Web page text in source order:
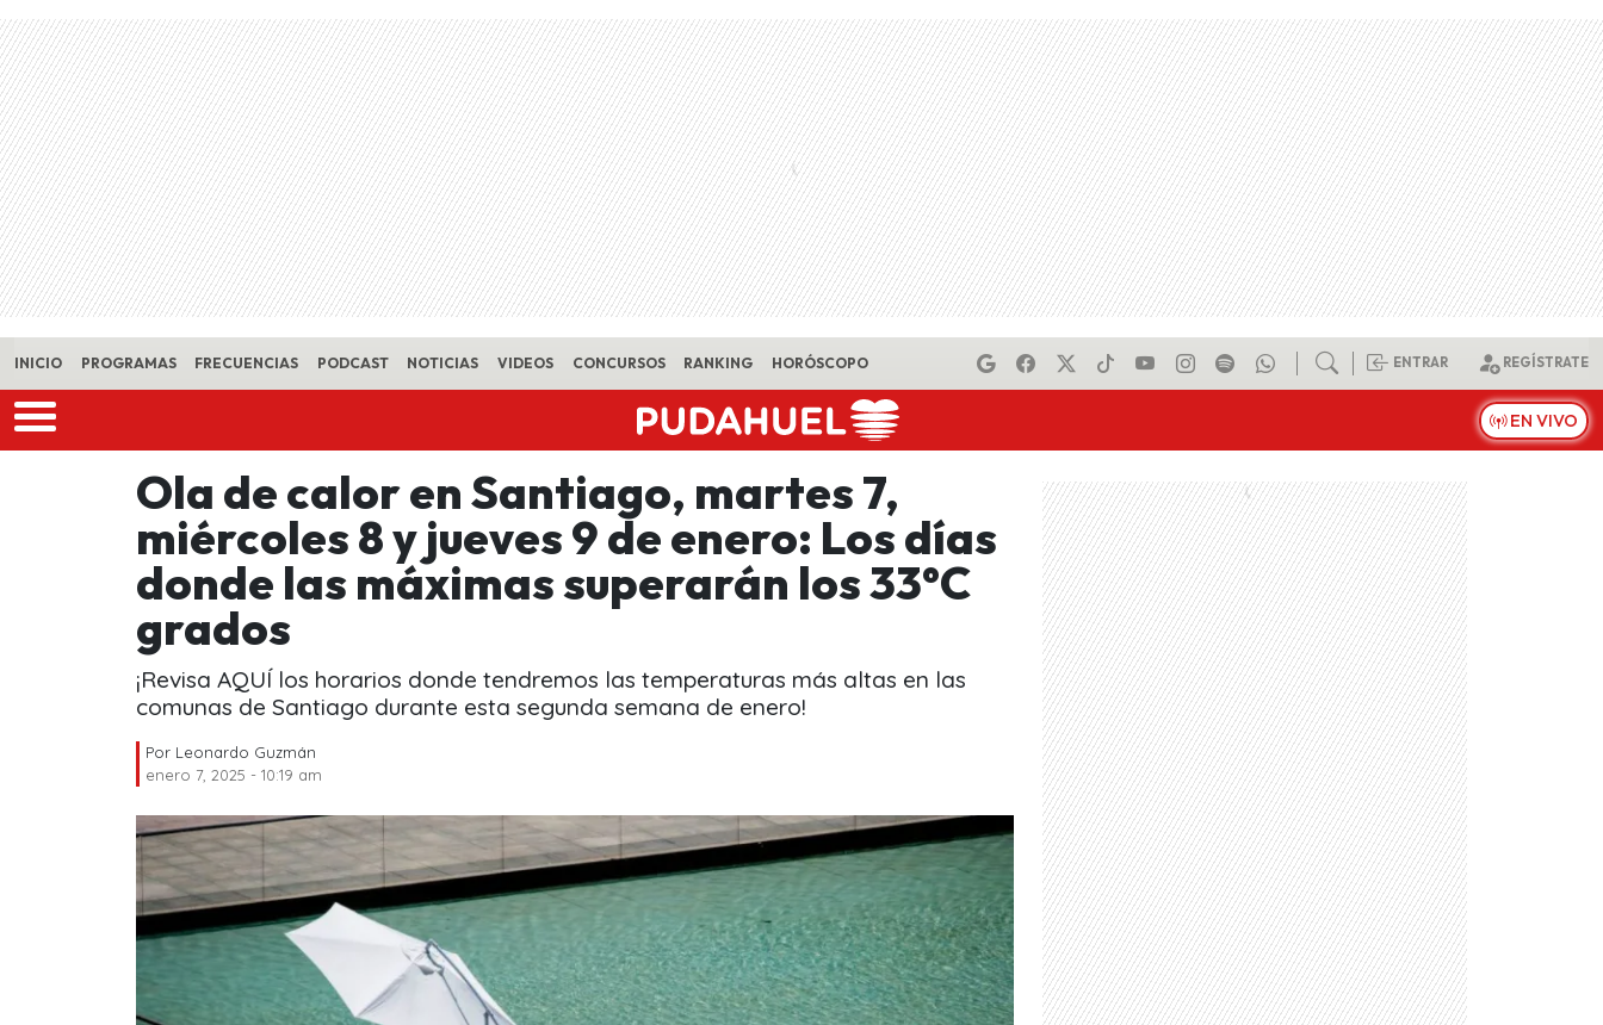
Skip to main content
INICIO PROGRAMAS FRECUENCIAS PODCAST NOTICIAS VIDEOS CONCURSOS RANKING HORÓSCOPO ENTRAR REGÍSTRATE
EN VIVO
Ola de calor en Santiago, martes 7,
miércoles 8 y jueves 9 de enero: Los días
donde las máximas superarán los 33°C
grados
¡Revisa AQUÍ los horarios donde tendremos las temperaturas más altas en las
comunas de Santiago durante esta segunda semana de enero!
Por Leonardo Guzmán
enero 7, 2025 - 10:19 am